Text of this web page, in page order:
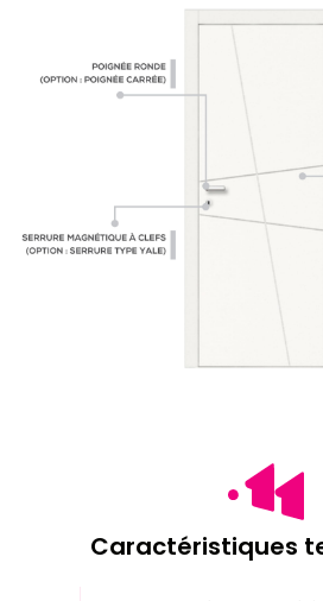
Caractéristiques